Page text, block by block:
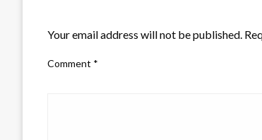
Your email address will not be published.
Comment *